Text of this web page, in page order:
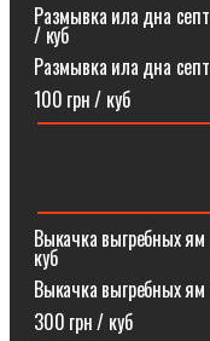
Размывка ила дна
/ куб
Размывка ила дна
100 грн / куб
Выкачка выгребных
куб
Выкачка выгребных
300 грн / куб